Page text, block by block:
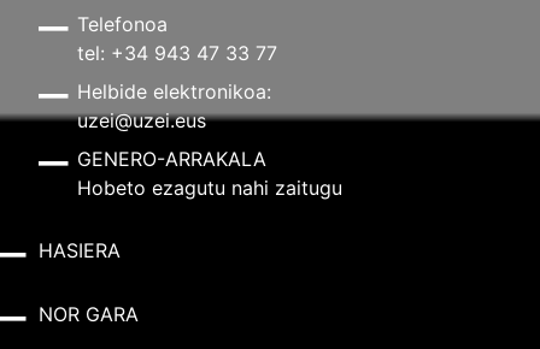
Telefonoa
tel: +34 943 47 33 77
Helbide elektronikoa:
uzei@uzei.eus
GENERO-ARRAKALA
Hobeto ezagutu nahi zaitugu
HASIERA
NOR GARA